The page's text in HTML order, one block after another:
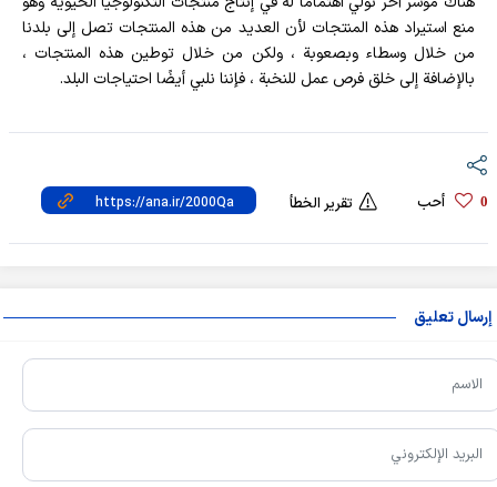
منع استيراد هذه المنتجات لأن العديد من هذه المنتجات تصل إلى بلدنا
من خلال وسطاء وبصعوبة ، ولكن من خلال توطين هذه المنتجات ،
بالإضافة إلى خلق فرص عمل للنخبة ، فإننا نلبي أيضًا احتياجات البلد.
0 أحب تقرير الخطأ
إرسال تعليق